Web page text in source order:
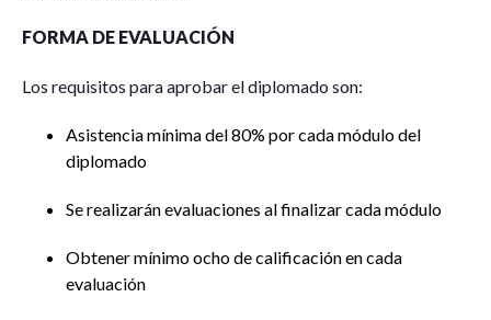
FORMA DE EVALUACIÓN
Los requisitos para aprobar el diplomado son:
Asistencia mínima del 80% por cada módulo del
diplomado
Se realizarán evaluaciones al finalizar cada módulo
Obtener mínimo ocho de calificación en cada
evaluación